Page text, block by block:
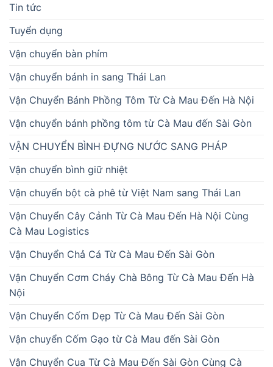
Tin tức
Tuyển dụng
Vận chuyển bàn phím
Vận chuyển bánh in sang Thái Lan
Vận Chuyển Bánh Phồng Tôm Từ Cà Mau Đến Hà Nội
Vận chuyển bánh phồng tôm từ Cà Mau đến Sài Gòn
VẬN CHUYỂN BÌNH ĐỰNG NƯỚC SANG PHÁP
Vận chuyển bình giữ nhiệt
Vận chuyển bột cà phê từ Việt Nam sang Thái Lan
Vận Chuyển Cây Cảnh Từ Cà Mau Đến Hà Nội Cùng
Cà Mau Logistics
Vận Chuyển Chả Cá Từ Cà Mau Đến Sài Gòn
Vận Chuyển Cơm Cháy Chà Bông Từ Cà Mau Đến Hà
Nội
Vận Chuyển Cốm Dẹp Từ Cà Mau Đến Sài Gòn
Vận chuyển Cốm Gạo từ Cà Mau đến Sài Gòn
Vận Chuyển Cua Từ Cà Mau Đến Sài Gòn Cùng Cà